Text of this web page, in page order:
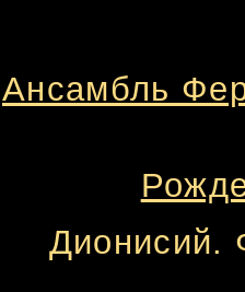
Ансамбль
Дионисий.